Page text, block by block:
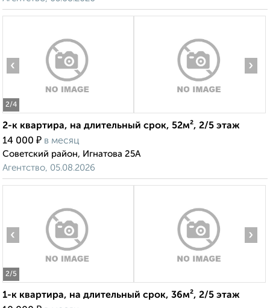
2/4
‹ ›
2-к квартира, на длительный срок, 52м², 2/5 этаж
14 000 ₽ в месяц
Советский район, Игнатова 25А
Агентство, 05.08.2026
2/5
‹ ›
1-к квартира, на длительный срок, 36м², 2/5 этаж